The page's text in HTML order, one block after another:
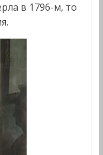
в 1796-м, то